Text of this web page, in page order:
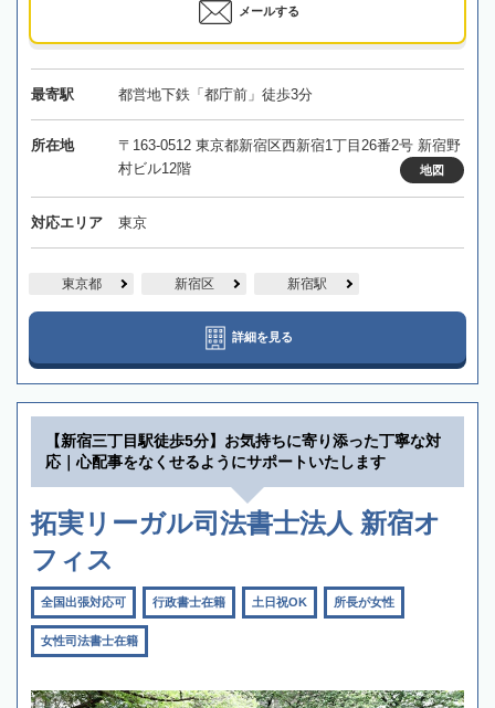
メールする
最寄駅 都営地下鉄「都庁前」徒歩3分
所在地
〒163-0512 東京都新宿区西新宿1丁目26番2号 新宿野
村ビル12階
地図
対応エリア 東京
東京都 新宿区 新宿駅
詳細を見る
【新宿三丁目駅徒歩5分】お気持ちに寄り添った丁寧な対
応｜心配事をなくせるようにサポートいたします
拓実リーガル司法書士法人 新宿オ
フィス
全国出張対応可 行政書士在籍 土日祝OK 所長が女性
女性司法書士在籍